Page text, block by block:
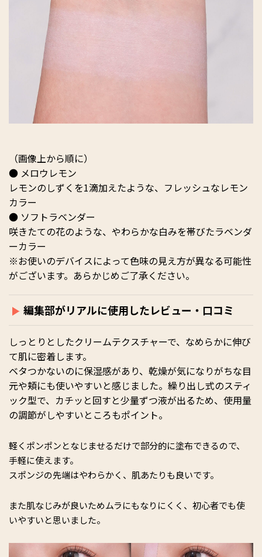
（画像上から順に）
● メロウレモン
レモンのしずくを1滴加えたような、フレッシュなレモン
カラー
● ソフトラベンダー
咲きたての花のような、やわらかな白みを帯びたラベンダ
ーカラー
※お使いのデバイスによって色味の見え方が異なる可能性
がございます。あらかじめご了承ください。
編集部がリアルに使用したレビュー・口コミ
しっとりとしたクリームテクスチャーで、なめらかに伸び
て肌に密着します。
ベタつかないのに保湿感があり、乾燥が気になりがちな目
元や頬にも使いやすいと感じました。繰り出し式のスティ
ック型で、カチッと回すと少量ずつ液が出るため、使用量
の調節がしやすいところもポイント。
軽くポンポンとなじませるだけで部分的に塗布できるので、
手軽に使えます。
スポンジの先端はやわらかく、肌あたりも良いです。
また肌なじみが良いためムラにもなりにくく、初心者でも使
いやすいと思いました。